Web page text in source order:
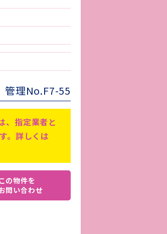
管理No.F7-55
、指定業者と
。詳しくは
この物件を
問い合わせ